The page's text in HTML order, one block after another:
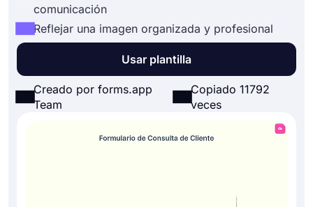
comunicación
Reflejar una imagen organizada y profesional
Usar plantilla
Creado por forms.app
Team
Copiado 11792
veces